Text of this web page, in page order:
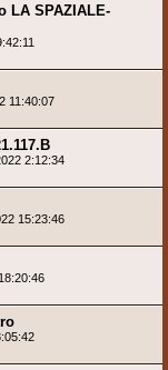
LA SPAZIALE-
11:40:07
2:12:34
15:23:46